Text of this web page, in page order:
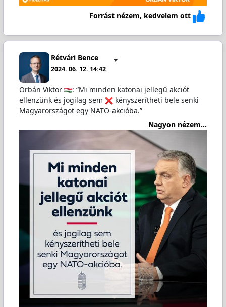
Forrást nézem, kedvelem ott
Rétvári Bence
2024. 06. 12. 14:42
Orbán Viktor
: “Mi minden katonai jellegű akciót
ellenzünk és jogilag sem
kényszerítheti bele senki
Magyarországot egy NATO-akcióba.”
Nagyon nézem...